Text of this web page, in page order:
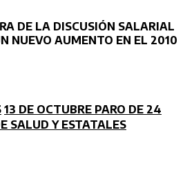
DE LA DISCUSIÓN SALARIAL
NUEVO AUMENTO EN EL 2010
13 DE OCTUBRE PARO DE 24
SALUD Y ESTATALES